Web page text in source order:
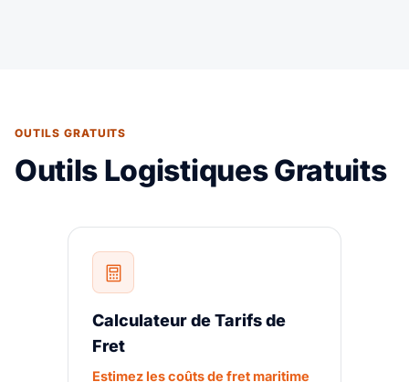
OUTILS GRATUITS
Outils Logistiques Gratuits
Calculateur de Tarifs de
Fret
Estimez les coûts de fret maritime